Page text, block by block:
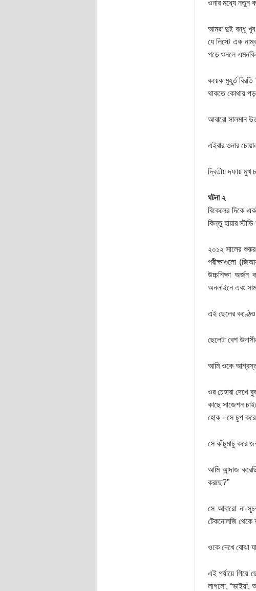
ওনার মধ্যে নতুন
আমরা দুই বন্ধু খুব
যে লিস্টে এক
পড়ে শুনলে
কয়েক মুহূর্ত
থাকতে কোথায়
আবারো সালমান
এইবার ওনার
দ্বিতীয় দফায় মুখ
ঘটনা ২
বিকেলের দিকে
কিন্তু হায়ার
২০১২ সালের
পরীক্ষাগুলো
উচ্চশিক্ষা অর্জন
অনলাইনে এবং
এই ছেলের কণ্ঠেও
ছেলেটা বেশ
আমি ওকে আশ্বস্ত
ওর চেহারা দেখে
কাছে সাজেশন
হোক - সে চুপ করে
সে কাঁচুমাচু করে
আমি আন্দাজ
করছে?”
সে আবারো না-
টেকনোলজি থেকে
ওকে দেখে বোঝা
এই পর্যায়ে গিয়ে
লাগলো, “ভাইয়া,